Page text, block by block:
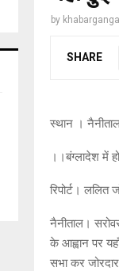
by
SHARE
स्थान ।
।।बंग्लादेश में
रिपोर्ट। ललित
नैनीताल।
के आह्वान पर
सभा कर